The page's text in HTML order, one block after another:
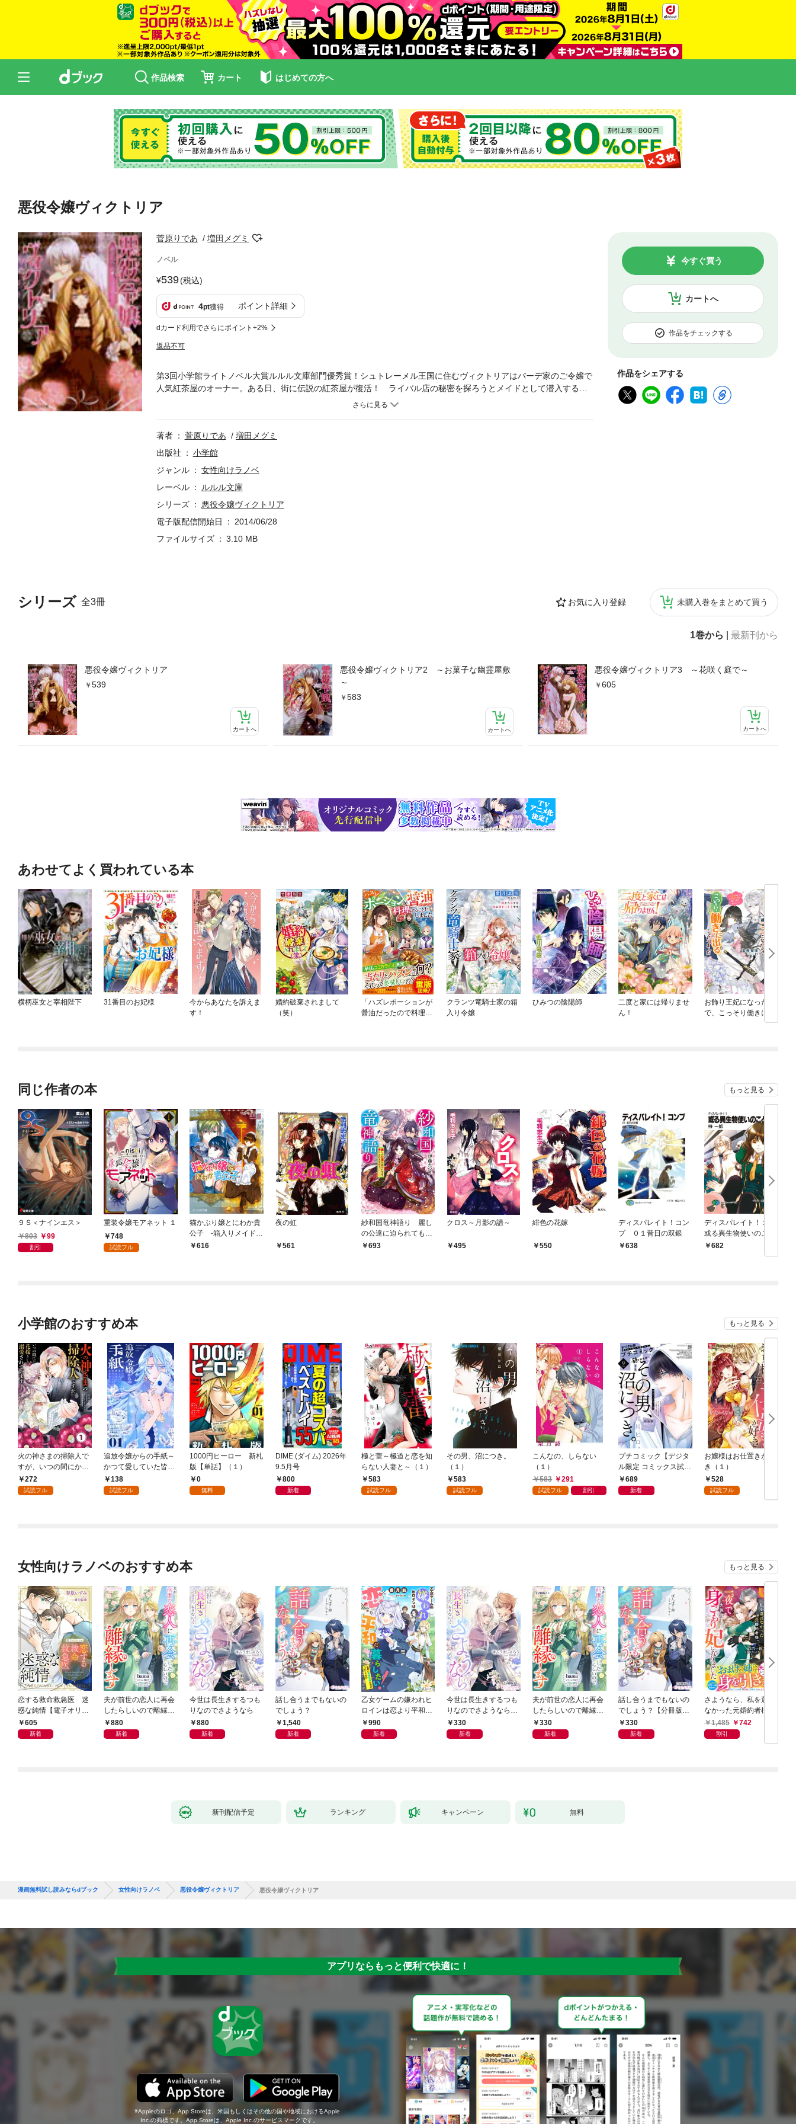
作品検索 カート はじめての方へ
悪役令嬢ヴィクトリア
菅原りであ 増田メグミ
ノベル
539(税込)
4pt獲得 ポイント詳細
dカード利用でさらにポイント+2%
返品不可
カートへ
今すぐ買う
作品をチェックする
作品をシェアする
シリーズ 全3冊 お気に入り登録 未購入巻をまとめて買う
1巻から 最新刊から
悪役令嬢ヴィクトリア
539
カートへ
悪役令嬢ヴィクトリア2 ～お菓子な幽霊屋敷
～
583
カートへ
悪役令嬢ヴィクトリア3 ～花咲く庭で～
605
カートへ
第3回小学館ライトノベル大賞ルルル文庫部門優秀賞！シュトレーメル王国に住むヴィクトリアはバーデ家のご令嬢で
人気紅茶屋のオーナー。ある日、街に伝説の紅茶屋が復活！ ライバル店の秘密を探ろうとメイドとして潜入する
が!? そんな彼女にはらはらのクラエスとの恋は!?※この作品は底本と同じクオリティのイラストが収録されていま
著者 菅原りであ
増田メグミ
出版社
小学館
ジャンル
女性向けラノベ
レーベル
ルルル文庫
シリーズ
悪役令嬢ヴィクトリア
電子版配信開始日
2014/06/28
ファイルサイズ
3.10 MB
あわせてよく買われている本
横柄巫女と宰相陛下 31番目のお妃様
今からあなたを訴えま
す！
婚約破棄されまして
（笑）
「ハズレポーションが
醤油だったので料理す
クランツ竜騎士家の箱
入り令嬢
ひみつの陰陽師
二度と家には帰りませ
ん！
お飾り王妃になったの
で、こっそり働きに出
同じ作者の本 もっと見る
９Ｓ＜ナインエス＞
803
99
割引
重装令嬢モアネット １
748
試読フル
猫かぶり嬢とにわか貴
公子 ‐箱入りメイドへ
華麗な転落‐
616
夜の虹
561
紗和国竜神語り 麗し
の公達に迫られても、
帝になれません！
693
クロス～月影の譜～
495
緋色の花嫁
550
ディスパレイト！コン
プ ０１昔日の双銀
638
ディスパレイト！１
或る異生物使いのこと
682
小学館のおすすめ本 もっと見る
火の神さまの掃除人で
すが、いつの間にか花
嫁として溺愛されてい
ます【単話】（１）
272
試読フル
追放令嬢からの手紙～
かつて愛していた皆さ
まへ 私のことなどお忘
れですか？～【単話】
138
試読フル
1000円ヒーロー 新札
版【単話】（１）
0
無料
DIME (ダイム) 2026年
9.5月号
800
新着
極と蕾～極道と恋を知
らない人妻と～（１）
583
試読フル
その男、沼につき。
（１）
583
試読フル
こんなの、しらない
（１）
583
291
試読フル 割引
プチコミック【デジタ
ル限定 コミックス試し
読み特典付き】 2026
年9月号（2026年8月7
689
新着
お嬢様はお仕置きが好
き（１）
528
試読フル
女性向けラノベのおすすめ本 もっと見る
恋する救命救急医 迷
惑な純情【電子オリジ
ナル】
605
新着
夫が前世の恋人に再会
したらしいので離縁し
ます880
新着
今世は長生きするつも
りなのでさようなら
880
新着
話し合うまでもないの
でしょう？
1,540
新着
乙女ゲームの嫌われヒ
ロインは恋より平和に
暮らしたい！（なのに
攻略対象たちがついて
990
新着
今世は長生きするつも
りなのでさようなら
【分冊版】1
330
新着
夫が前世の恋人に再会
したらしいので離縁し
ます【分冊版】1
330
新着
話し合うまでもないの
でしょう？【分冊版】
1 330
新着
さようなら、私を選ば
なかった元婚約者様。
一夜で大国君主の身ご
もり妃になりました
【電子限定SS付き】
1,485 742
割引
新刊配信予定 ランキング キャンペーン 無料
漫画無料試し読みならdブック 女性向けラノベ 悪役令嬢ヴィクトリア 悪役令嬢ヴィクトリア
アプリならもっと便利で快適に！
Appleのロゴ、App Storeは、米国もしくはその他の国や地域におけるApple
Inc.の商標です。App Storeは、Apple Inc.のサービスマークです。